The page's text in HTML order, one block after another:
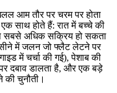
आम तौर पर चरम पर होता
साथ होते हैं: रात में बच्चे की
सबसे अधिक सक्रिय हो सकता
सीने में जलन जो फ्लैट लेटने पर
में चर्चा की गई), पेशाब की
दबाव डालता है, और एक बड़े
चुनौती।